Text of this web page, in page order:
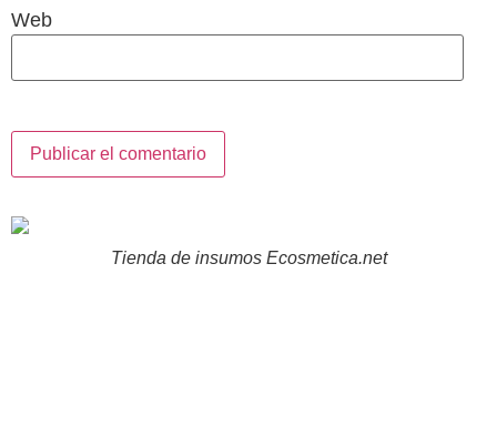
Web
Tienda de insumos Ecosmetica.net